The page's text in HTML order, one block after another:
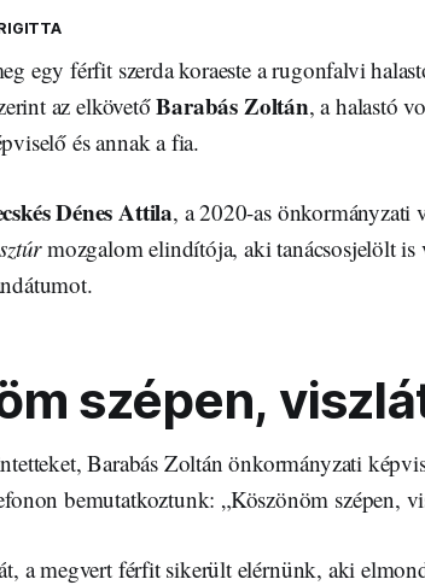
egy férfit szerda koraeste a rugonfalvi
az elkövetőBarabás Zoltán, a halastó
és annak a fia.
Dénes Attila, a 2020-as önkormányzati
mozgalom elindítója, aki tanácsosjelölt
szépen,
Barabás Zoltán önkormányzati
bemutatkoztunk: „Köszönöm szépen,
a megvert férfit sikerült elérnünk, aki